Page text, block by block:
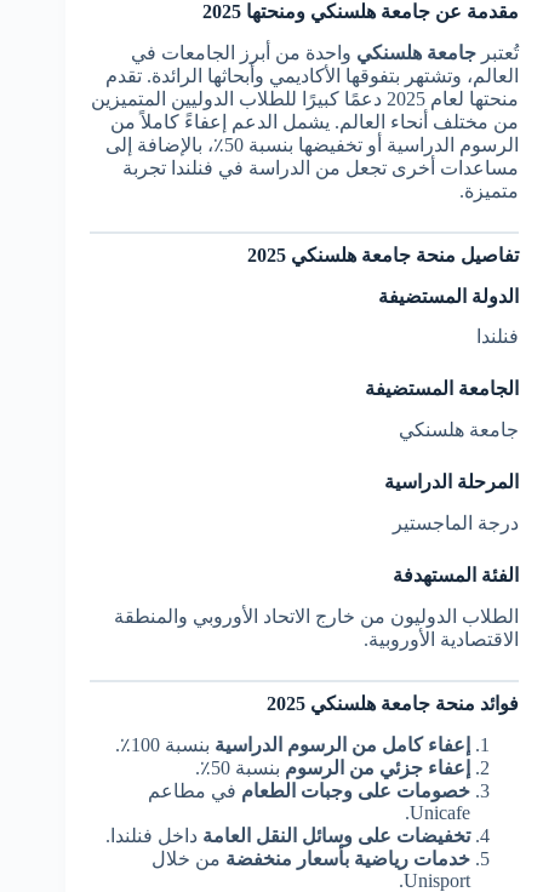
مقدمة عن جامعة هلسنكي ومنحتها 2025
تُعتبر جامعة هلسنكي واحدة من أبرز الجامعات في
العالم، وتشتهر بتفوقها الأكاديمي وأبحاثها الرائدة. تقدم
منحتها لعام 2025 دعمًا كبيرًا للطلاب الدوليين المتميزين
من مختلف أنحاء العالم. يشمل الدعم إعفاءً كاملاً من
الرسوم الدراسية أو تخفيضها بنسبة 50٪، بالإضافة إلى
مساعدات أخرى تجعل من الدراسة في فنلندا تجربة
متميزة.
تفاصيل منحة جامعة هلسنكي 2025
الدولة المستضيفة
فنلندا
الجامعة المستضيفة
جامعة هلسنكي
المرحلة الدراسية
درجة الماجستير
الفئة المستهدفة
الطلاب الدوليون من خارج الاتحاد الأوروبي والمنطقة
الاقتصادية الأوروبية.
فوائد منحة جامعة هلسنكي 2025
إعفاء كامل من الرسوم الدراسية بنسبة 100٪.
إعفاء جزئي من الرسوم بنسبة 50٪.
خصومات على وجبات الطعام في مطاعم
Unicafe.
تخفيضات على وسائل النقل العامة داخل فنلندا.
خدمات رياضية بأسعار منخفضة من خلال
Unisport.